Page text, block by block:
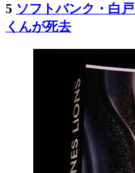
5 ソフトバンク・白
くんが死去